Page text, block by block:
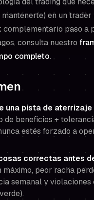
en un trader
paso a
consulta nuestro
completo.
una pista de
de beneficios +
estés forzado a
correctas antes
máximo, peor racha
semanal y violaciones